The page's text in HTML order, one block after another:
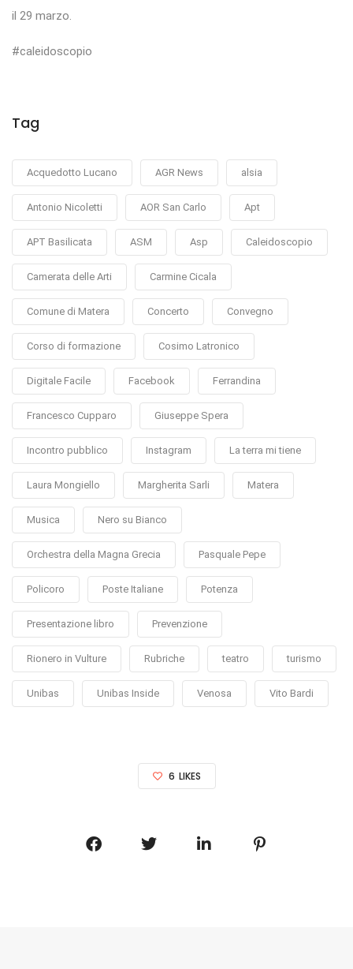
il 29 marzo.
#caleidoscopio
Tag
Acquedotto Lucano AGR News alsia
Antonio Nicoletti AOR San Carlo Apt
APT Basilicata ASM Asp Caleidoscopio
Camerata delle Arti Carmine Cicala
Comune di Matera Concerto Convegno
Corso di formazione Cosimo Latronico
Digitale Facile Facebook Ferrandina
Francesco Cupparo Giuseppe Spera
Incontro pubblico Instagram La terra mi tiene
Laura Mongiello Margherita Sarli Matera
Musica Nero su Bianco
Orchestra della Magna Grecia Pasquale Pepe
Policoro Poste Italiane Potenza
Presentazione libro Prevenzione
Rionero in Vulture Rubriche teatro turismo
Unibas Unibas Inside Venosa Vito Bardi
6 LIKES